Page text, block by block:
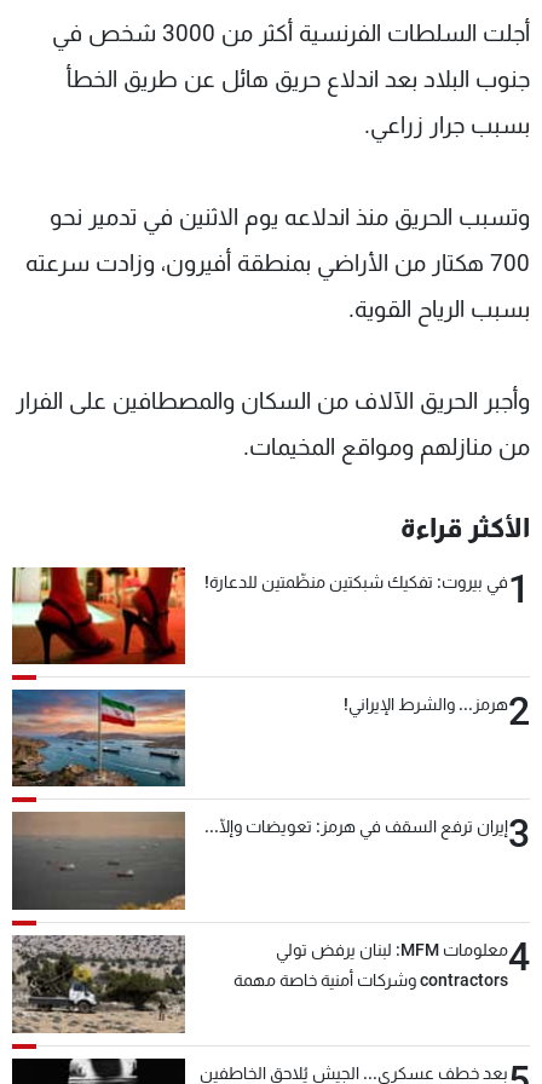
أجلت السلطات الفرنسية أكثر من 3000 شخص في
جنوب البلاد بعد اندلاع حريق هائل عن طريق الخطأ
بسبب جرار زراعي.
وتسبب الحريق منذ اندلاعه يوم الاثنين في تدمير نحو
700 هكتار من الأراضي بمنطقة أفيرون، وزادت سرعته
بسبب الرياح القوية.
وأجبر الحريق الآلاف من السكان والمصطافين على الفرار
من منازلهم ومواقع المخيمات.
الأكثر قراءة
1في بيروت: تفكيك شبكتين منظّمتين للدعارة!
2هرمز... والشرط الإيراني!
3إيران ترفع السقف في هرمز: تعويضات وإلّا...
4
معلومات MFM: لبنان يرفض تولي
contractors وشركات أمنية خاصة مهمة
بعد خطف عسكري... الجيش يُلاحق الخاطفين
شاهد البرامج
عن MTV
سياسة الخصوصية